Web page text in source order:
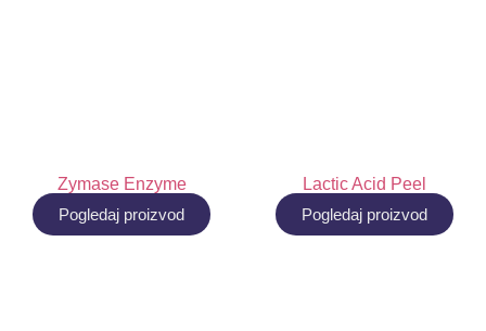
Zymase Enzyme
Pogledaj proizvod
Lactic Acid Peel
Pogledaj proizvod